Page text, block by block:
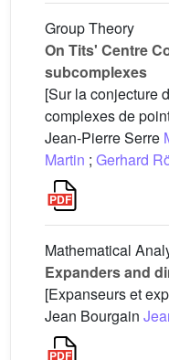
Group Theory
On Tits' Centre
subcomplexes
[Sur la conjecture
complexes de
Jean-Pierre Serre
Martin ; Gerhard
Mathematical
Expanders and
[Expanseurs et
Jean Bourgain